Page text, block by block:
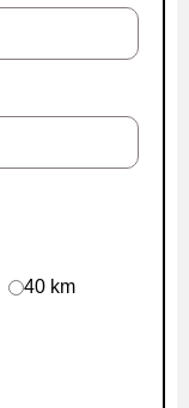
40 km